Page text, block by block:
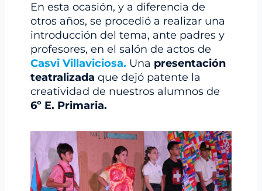
En esta ocasión, y a diferencia de
otros años, se procedió a realizar una
introducción del tema, ante padres y
profesores, en el salón de actos de
Casvi Villaviciosa. Una presentación
teatralizada que dejó patente la
creatividad de nuestros alumnos de
6º E. Primaria.